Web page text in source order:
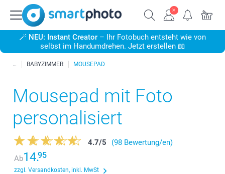
🪄 NEU: Instant Creator – Ihr Fotobuch entsteht wie von
selbst im Handumdrehen. Jetzt erstellen 📖
BABYZIMMER MOUSEPAD
Mousepad mit Foto
personalisiert
4.7/5
(98 Bewertung/en)
Ab14.95
zzgl. Versandkosten, inkl. MwSt